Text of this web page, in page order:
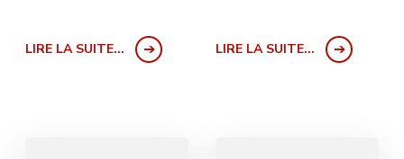
LIRE LA SUITE... LIRE LA SUITE...